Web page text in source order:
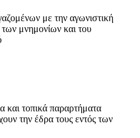
με την αγωνιστική
των μνημονίων και του
και τοπικά παραρτήματα
την έδρα τους εντός των